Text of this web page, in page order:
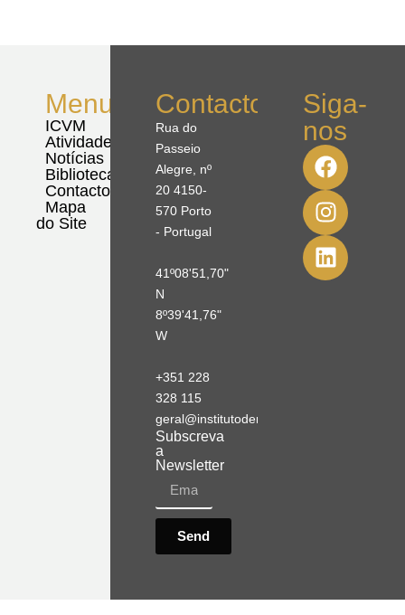
Menu
ICVM
Atividades
Notícias
Biblioteca
Contactos
Mapa
do Site
Contactos
Rua do
Passeio
Alegre, nº
20 4150-
570 Porto
- Portugal
41º08'51,70"
N
8º39'41,76"
W
+351 228
328 115
geral@institutodemobilidade.org
Subscreva
a
Newsletter
Send
Siga-
nos